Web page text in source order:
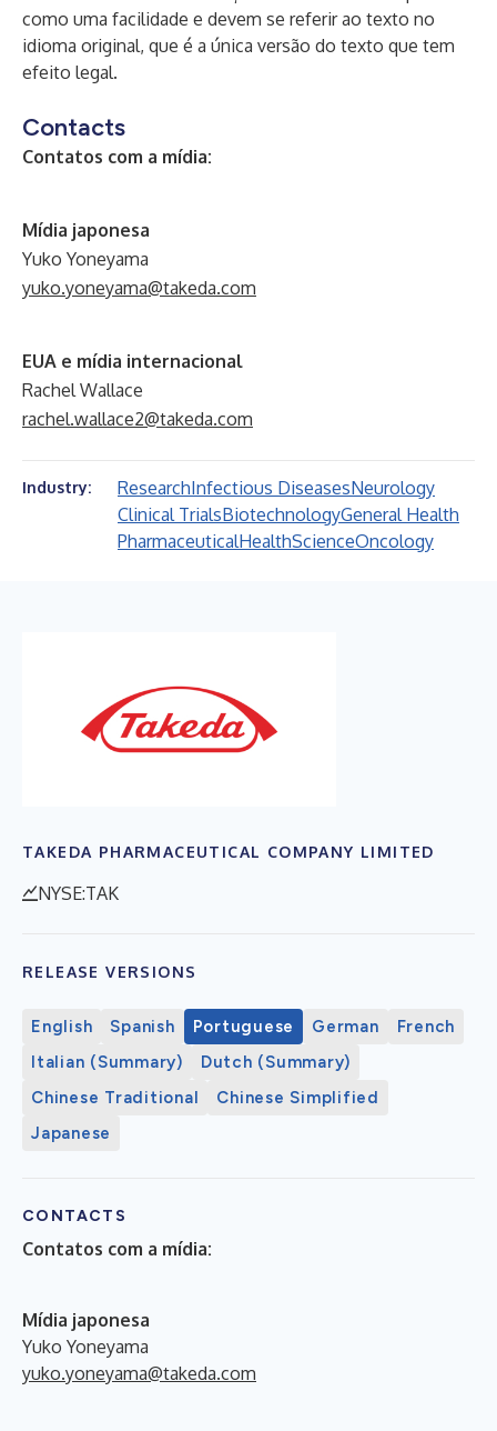
como uma facilidade e devem se referir ao texto no
idioma original, que é a única versão do texto que tem
efeito legal.
Contacts
Contatos com a mídia:
Mídia japonesa
Yuko Yoneyama
yuko.yoneyama@takeda.com
EUA e mídia internacional
Rachel Wallace
rachel.wallace2@takeda.com
Industry: ResearchInfectious DiseasesNeurology
Clinical TrialsBiotechnologyGeneral Health
PharmaceuticalHealthScienceOncology
TAKEDA PHARMACEUTICAL COMPANY LIMITED
NYSE:TAK
RELEASE VERSIONS
English Spanish Portuguese German
French
Italian (Summary)
Dutch (Summary)
Chinese Traditional
Chinese Simplified
Japanese
CONTACTS
Contatos com a mídia:
Mídia japonesa
Yuko Yoneyama
yuko.yoneyama@takeda.com